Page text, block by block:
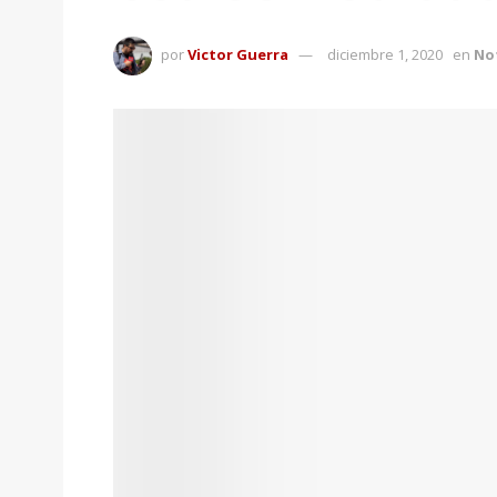
porVictor Guerra diciembre 1, 2020 en